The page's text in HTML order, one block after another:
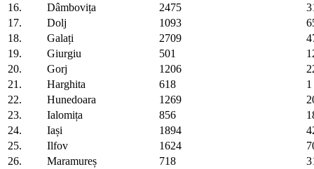
16.
Dâmbovița 2475
17.
Dolj 1093
18.
Galați 2709
19.
Giurgiu 501
20.
Gorj 1206
21.
Harghita 618
1
22.
Hunedoara 1269
23.
Ialomița 856
24.
Iași 1894
25.
Ilfov 1624
26.
Maramureș 718